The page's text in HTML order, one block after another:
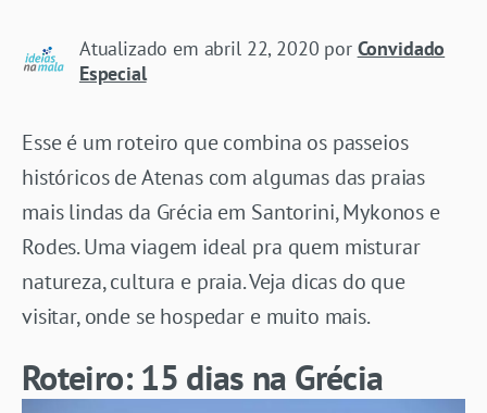
Atualizado em abril 22, 2020 por Convidado
Especial
Esse é um roteiro que combina os passeios
históricos de Atenas com algumas das praias
mais lindas da Grécia em Santorini, Mykonos e
Rodes. Uma viagem ideal pra quem misturar
natureza, cultura e praia. Veja dicas do que
visitar, onde se hospedar e muito mais.
Roteiro: 15 dias na Grécia